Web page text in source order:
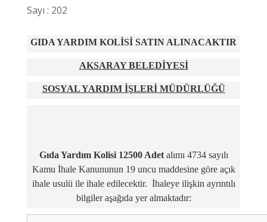
Sayı : 202
GIDA YARDIM KOLİSİ SATIN ALINACAKTIR
AKSARAY BELEDİYESİ
SOSYAL YARDIM İŞLERİ MÜDÜRLÜĞÜ
Gıda Yardım Kolisi 12500 Adetalımı 4734 sayılı
Kamu İhale Kanununun 19 uncu maddesine göre açık
ihale usulü ile ihale edilecektir. İhaleye ilişkin ayrıntılı
bilgiler aşağıda yer almaktadır: